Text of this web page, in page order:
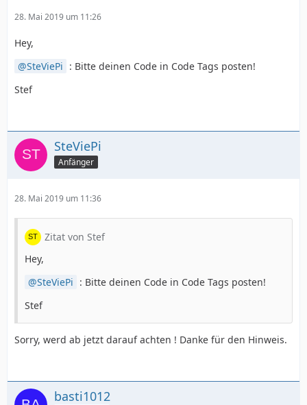
28. Mai 2019 um 11:26
Hey,
SteViePi : Bitte deinen Code in Code Tags posten!
Stef
SteViePi
Anfänger
28. Mai 2019 um 11:36
Zitat von Stef
Hey,
SteViePi : Bitte deinen Code in Code Tags posten!
Stef
Sorry, werd ab jetzt darauf achten ! Danke für den Hinweis.
basti1012